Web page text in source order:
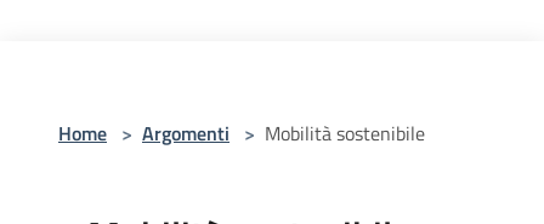
Home > Argomenti > Mobilità sostenibile